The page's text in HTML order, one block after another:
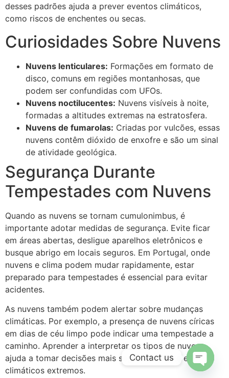
desses padrões ajuda a prever eventos climáticos,
como riscos de enchentes ou secas.
Curiosidades Sobre Nuvens
Nuvens lenticulares: Formações em formato de
disco, comuns em regiões montanhosas, que
podem ser confundidas com UFOs.
Nuvens noctilucentes: Nuvens visíveis à noite,
formadas a altitudes extremas na estratosfera.
Nuvens de fumarolas: Criadas por vulcões, essas
nuvens contêm dióxido de enxofre e são um sinal
de atividade geológica.
Segurança Durante
Tempestades com Nuvens
Quando as nuvens se tornam cumulonimbus, é
importante adotar medidas de segurança. Evite ficar
em áreas abertas, desligue aparelhos eletrônicos e
busque abrigo em locais seguros. Em Portugal, onde
nuvens e clima podem mudar rapidamente, estar
preparado para tempestades é essencial para evitar
acidentes.
As nuvens também podem alertar sobre mudanças
climáticas. Por exemplo, a presença de nuvens círicas
em dias de céu limpo pode indicar uma tempestade a
caminho. Aprender a interpretar os tipos de nuvens
ajuda a tomar decisões mais seguras durante eventos
climáticos extremos.
Contact us